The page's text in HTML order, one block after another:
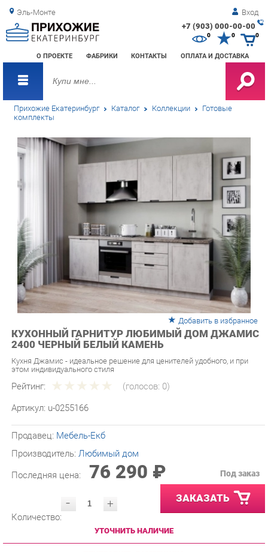
Эль-Монте Вход
+7 (903) 000-00-00
О ПРОЕКТЕ ФАБРИКИ КОНТАКТЫ ОПЛАТА И ДОСТАВКА
0 0
Прихожие Екатеринбург Каталог Коллекции Готовые
комплекты
Добавить в избранное
КУХОННЫЙ ГАРНИТУР ЛЮБИМЫЙ ДОМ ДЖАМИС
2400 ЧЕРНЫЙ БЕЛЫЙ КАМЕНЬ
Кухня Джамис - идеальное решение для ценителей удобного, и при
Рейтинг:
Артикул: u-0255166
Производитель:Любимый дом
Последняя цена: 76 290 ₽
- ЗАКАЗАТЬ
УТОЧНИТЬ НАЛИЧИЕ
ПРИГЛАСИТЬ ЗАМЕРЩИКА